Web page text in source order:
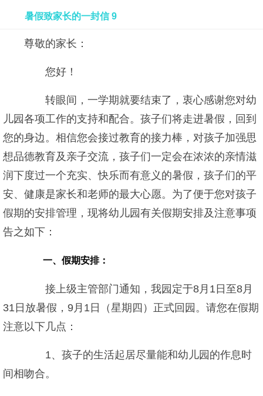
暑假致家长的一封信 9
尊敬的家长：
您好！
转眼间，一学期就要结束了，衷心感谢您对幼
儿园各项工作的支持和配合。孩子们将走进暑假，回到
您的身边。相信您会接过教育的接力棒，对孩子加强思
想品德教育及亲子交流，孩子们一定会在浓浓的亲情滋
润下度过一个充实、快乐而有意义的暑假，孩子们的平
安、健康是家长和老师的最大心愿。为了便于您对孩子
假期的安排管理，现将幼儿园有关假期安排及注意事项
告之如下：
一、假期安排：
接上级主管部门通知，我园定于8月1日至8月
31日放暑假，9月1日（星期四）正式回园。请您在假期
注意以下几点：
1、孩子的生活起居尽量能和幼儿园的作息时
间相吻合。